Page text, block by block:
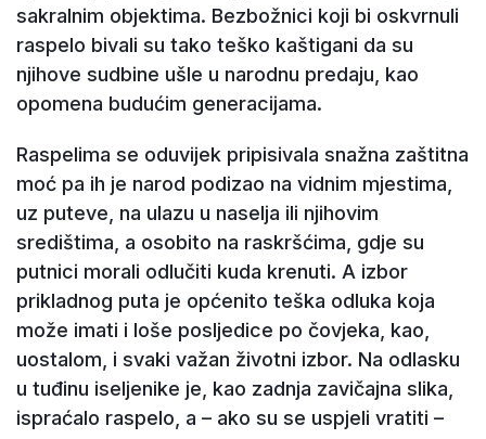
sakralnim objektima. Bezbožnici koji bi oskvrnuli
raspelo bivali su tako teško kaštigani da su
njihove sudbine ušle u narodnu predaju, kao
opomena budućim generacijama.
Raspelima se oduvijek pripisivala snažna zaštitna
moć pa ih je narod podizao na vidnim mjestima,
uz puteve, na ulazu u naselja ili njihovim
središtima, a osobito na raskršćima, gdje su
putnici morali odlučiti kuda krenuti. A izbor
prikladnog puta je općenito teška odluka koja
može imati i loše posljedice po čovjeka, kao,
uostalom, i svaki važan životni izbor. Na odlasku
u tuđinu iseljenike je, kao zadnja zavičajna slika,
ispraćalo raspelo, a – ako su se uspjeli vratiti –